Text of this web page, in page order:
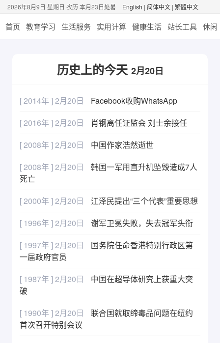
2026年8月9日 星期日 农历 本月23日处暑 English | 简体中文 | 繁體中文
首页 教育学习 生活服务 实用计算 健康生活 站长工具 休闲
历史上的今天 2月20日
[ 2014年 ] 2月20日
Facebook收购WhatsApp
[ 2016年 ] 2月20日
肖钢离任证监会 刘士余接任
[ 2008年 ] 2月20日
中国作家浩然逝世
[ 2008年 ] 2月20日
韩国一军用直升机坠毁造成7人
死亡
[ 2000年 ] 2月20日
江泽民提出“三个代表”重要思想
[ 1996年 ] 2月20日
谢军卫冕失败，失去冠军头衔
[ 1997年 ] 2月20日
国务院任命香港特别行政区第
一届政府官员
[ 1987年 ] 2月20日
中国在超导体研究上获重大突
破
[ 1990年 ] 2月20日
联合国就取缔毒品问题在纽约
首次召开特别会议